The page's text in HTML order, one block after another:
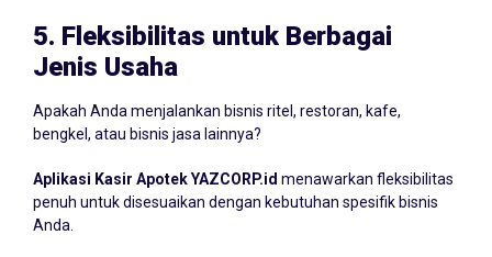
5. Fleksibilitas untuk Berbagai
Jenis Usaha
Apakah Anda menjalankan bisnis ritel, restoran, kafe,
bengkel, atau bisnis jasa lainnya?
Aplikasi Kasir Apotek YAZCORP.id menawarkan fleksibilitas
penuh untuk disesuaikan dengan kebutuhan spesifik bisnis
Anda.